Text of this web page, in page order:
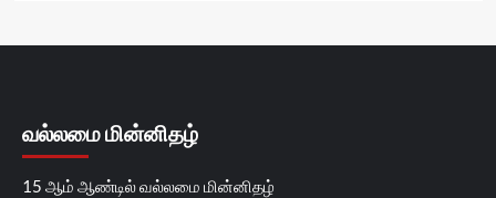
வல்லமை மின்னிதழ்
15 ஆம் ஆண்டில் வல்லமை மின்னிதழ்